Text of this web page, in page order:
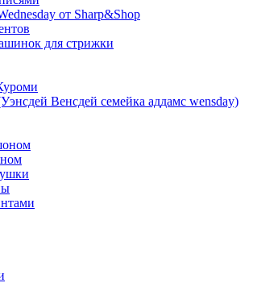
от Sharp&Shop
для стрижки
Венсдей семейка аддамс wensday)